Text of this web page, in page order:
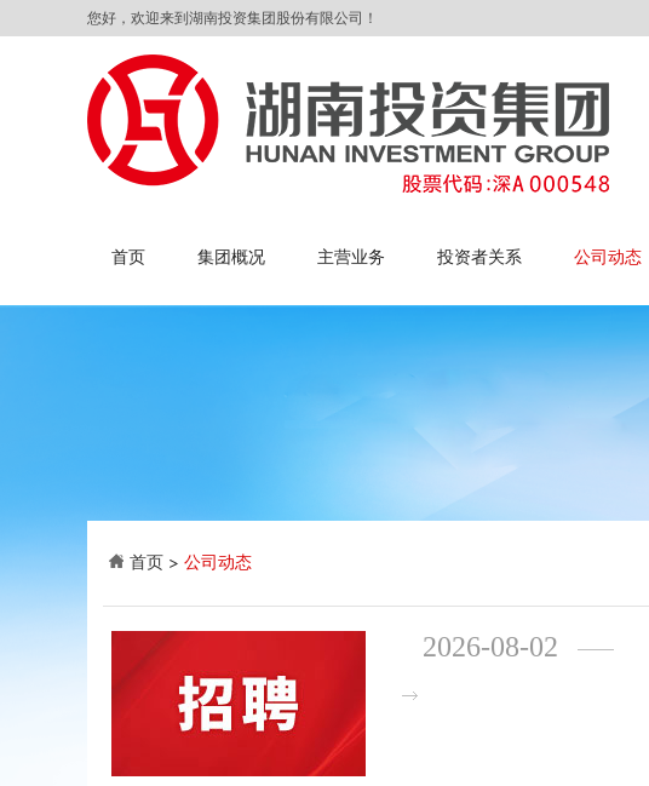
您好，欢迎来到湖南投资集团股份有限公司！
首页 集团概况 主营业务 投资者关系 公司动态
首页 公司动态
2026-08-02